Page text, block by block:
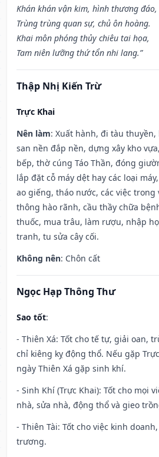
Khán khán vận kim, hình thương đáo,
Trùng trùng quan sự, chủ ôn hoàng.
Khai môn phóng thủy chiêu tai họa,
Tam niên lưỡng thứ tổn nhi lang.”
Thập Nhị Kiến Trừ
Trực Khai
Nên làm: Xuất hành, đi tàu
san nền đắp nền, dựng xây kho
bếp, thờ cúng Táo Thần, đóng
lắp đặt cỗ máy dệt hay các loại
ao giếng, tháo nước, các việc
thông hào rãnh, cầu thầy chữa
thuốc, mua trâu, làm rượu, nhập
tranh, tu sửa cây cối.
Không nên: Chôn cất
Ngọc Hạp Thông Thư
Sao tốt:
- Thiên Xá: Tốt cho tế tự, giải oan,
chỉ kiêng kỵ động thổ. Nếu gặp
ngày Thiên Xá gặp sinh khí.
- Sinh Khí (Trực Khai): Tốt cho mọi
nhà, sửa nhà, động thổ và gieo
- Thiên Tài: Tốt cho việc kinh
trương.